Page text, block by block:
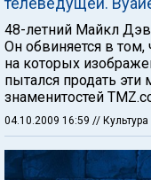
48-летний Майкл
Он обвиняется в
на которых
пытался продать эти
знаменитостей
04.10.2009 16:59 // Культура